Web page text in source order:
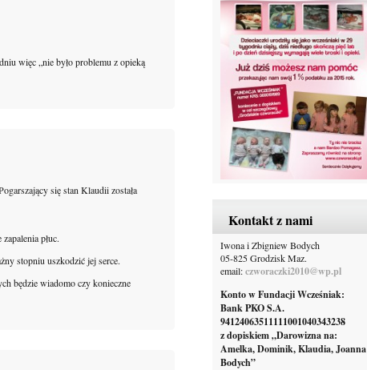
więc „nie było problemu z opieką
się stan Klaudiizostała
płuc.
stopniu uszkodzić jej serce.
będzie wiadomo czy konieczne
Kontakt z nami
Iwona i Zbigniew Bodych
05-825 Grodzisk Maz.
email:czworaczki2010@wp.pl
Konto w Fundacji Wcześniak:
Bank PKO S.A.
94124063511111001040343238
z dopiskiem „Darowizna na:
Amelka, Dominik, Klaudia, Joanna
Bodych”